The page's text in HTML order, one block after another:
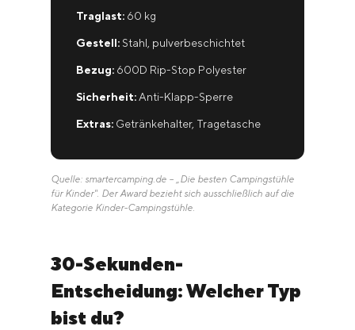
Traglast: 60 kg
Gestell: Stahl, pulverbeschichtet
Bezug: 600D Rip-Stop Polyester
Sicherheit:Anti-Klapp-Sperre
Extras: Getränkehalter, Tragetasche
Quelle: smartercamping.de – „Die besten Campingstühle
für Kinder". Der Award bezieht sich ausschließlich auf die
Kategorie Kinder-Campingstühle.
30-Sekunden-
Entscheidung: Welcher Typ
bist du?